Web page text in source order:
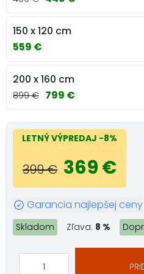
150 x 120 cm
559 €
200 x 160 cm
899 € 799 €
LETNÝ VÝPREDAJ -8%
399 € 369 €
Garancia najlepšej ceny
Skladom Zľava: 8 %